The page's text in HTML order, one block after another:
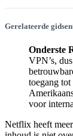
Gerelateerde gidsen
Onderste
VPN’s,
toegang
voor
Netflix heeft